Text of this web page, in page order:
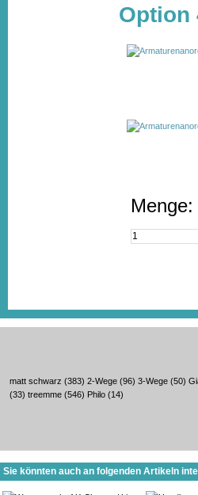
Option
Menge:
matt schwarz (383) 2-Wege (96) 3-Wege (50)
(33) treemme (546) Philo (14)
Sie könnten auch an folgenden Artikeln